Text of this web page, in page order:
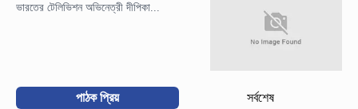
ভারতের টেলিভিশন অভিনেত্রী দীপিকা...
পাঠক প্রিয় সর্বশেষ